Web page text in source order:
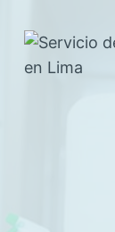
contenido